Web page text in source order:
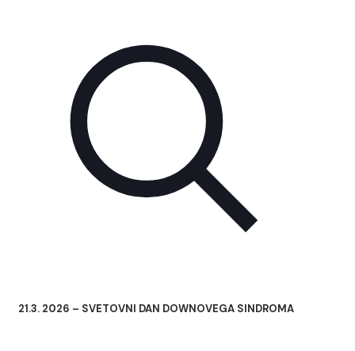
21.3. 2026 – SVETOVNI DAN DOWNOVEGA SINDROMA